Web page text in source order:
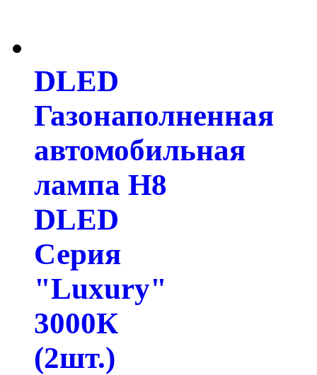
DLED
Газонаполненная
автомобильная
лампа H8
DLED
Серия
"Luxury"
3000К
(2шт.)